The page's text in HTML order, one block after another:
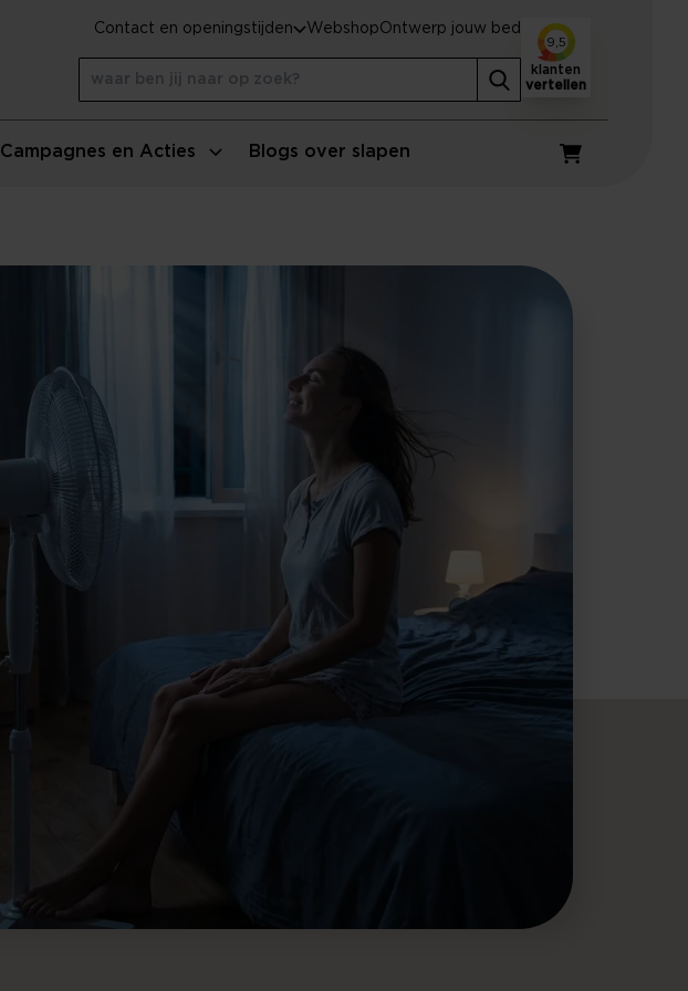
Campagnes en Acties Blogs over slapen
Winkelwagen
Contact en openingstijden WebshopOntwerp jouw bed
9,5
klanten
vertellen